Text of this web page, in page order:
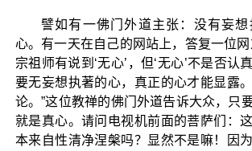
譬如有一佛门外道主张：没有妄
心。有一天在自己的网站上，答复一位
宗祖师有说到‘无心’，但‘无心’不是否认
要无妄想执著的心，真正的心才能显露
论。”这位教禅的佛门外道告诉大众，只
就是真心。请问电视机前面的菩萨们：
本来自性清净涅槃吗？显然不是嘛！因